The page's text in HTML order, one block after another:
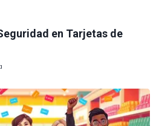
en Tarjetas de